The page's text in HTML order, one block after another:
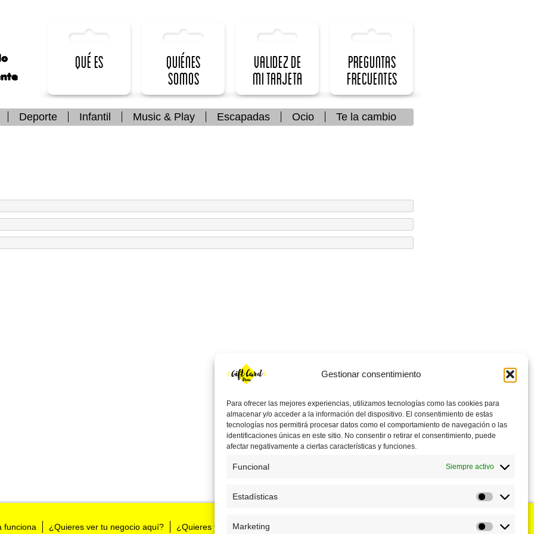
Gestionar consentimiento
Para ofrecer las mejores experiencias, utilizamos tecnologías como las cookies para
almacenar y/o acceder a la información del dispositivo. El consentimiento de estas
tecnologías nos permitirá procesar datos como el comportamiento de navegación o las
identificaciones únicas en este sitio. No consentir o retirar el consentimiento, puede
afectar negativamente a ciertas características y funciones.
Funcional Siempre activo
Estadísticas
Marketing
Marketing
Qué es
Quiénes
somos
Validez de
mi Tarjeta
Preguntas
frecuentes
Deporte Infantil Music & Play Escapadas Ocio Te la cambio
funciona ¿Quieres ver tu negocio aquí? ¿Quieres tenernos en tu negocio?